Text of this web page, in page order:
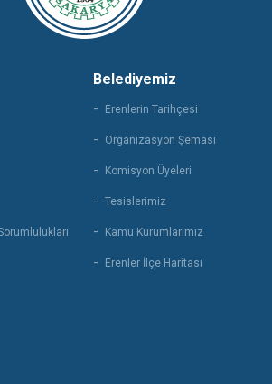
Belediyemiz
Erenlerin Tarihçesi
Organizasyon Şeması
Komisyon Üyeleri
Tesislerimiz
Kamu Kurumlarımız
Erenler İlçe Haritası